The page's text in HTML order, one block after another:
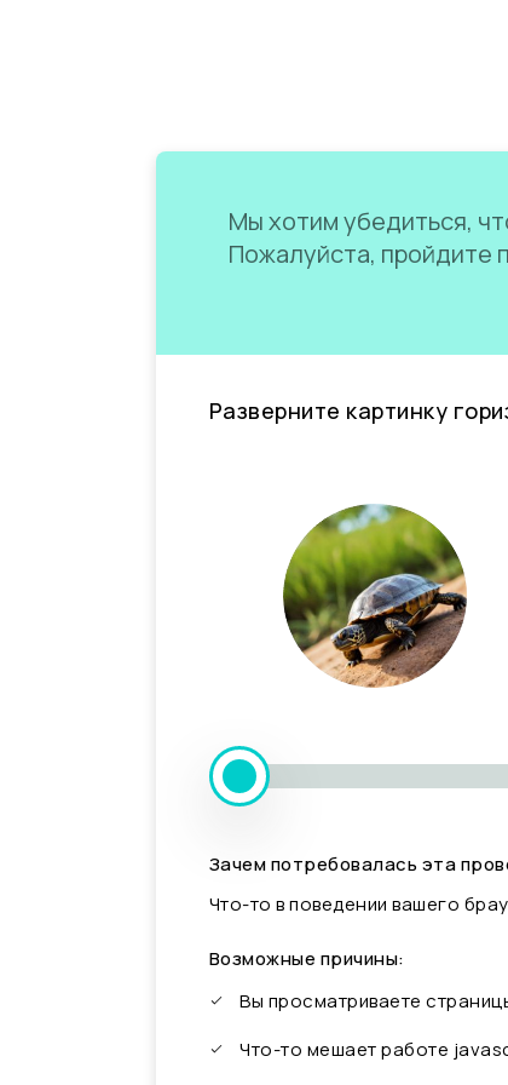
Мы хотим убедиться,
Пожалуйста, пройдите
Разверните картинку
Зачем потребовалась эта
Что-то в поведении вашего
Возможные причины:
Вы просматриваете
Что-то мешает работе